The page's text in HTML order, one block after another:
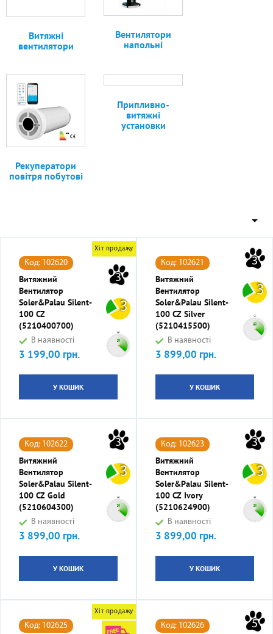
Витяжні
вентилятори
Вентилятори
напольні
Рекуператори
повітря побутові
Припливно-
витяжні
установки

Хіт продажу
3
3
Код: 102620
Витяжний
Вентилятор
Soler&Palau Silent-
100 CZ
(5210400700)
В наявності
Ціна
3 199,00 грн.
У КОШИК
3
3
Код: 102621
Витяжний
Вентилятор
Soler&Palau Silent-
100 CZ Silver
(5210415500)
В наявності
Ціна
3 899,00 грн.
У КОШИК
3
3
Код: 102622
Витяжний
Вентилятор
Soler&Palau Silent-
100 CZ Gold
(5210604300)
В наявності
Ціна
3 899,00 грн.
У КОШИК
3
3
Код: 102623
Витяжний
Вентилятор
Soler&Palau Silent-
100 CZ Ivory
(5210624900)
В наявності
Ціна
3 899,00 грн.
У КОШИК
Хіт продажу
Код: 102625 5
Код: 102626